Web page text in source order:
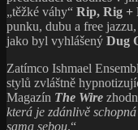
„těžké váhy“ Rip, Rig +
punku, dubu a free
jako byl vyhlášený Dug
Zatímco Ishmael
stylů zvláštně
Magazín The Wire
která je zdánlivě
sama sebou.“